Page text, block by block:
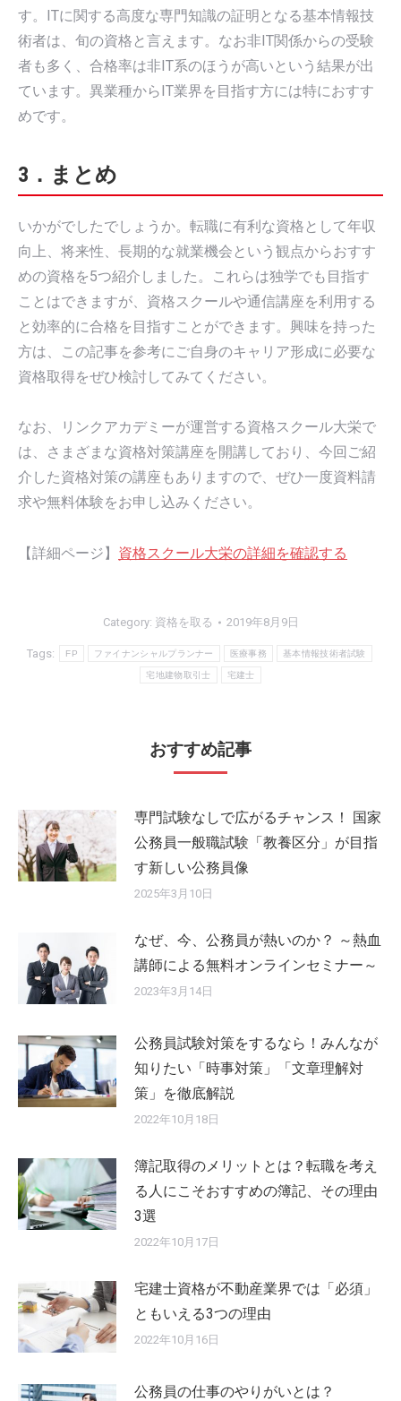
す。ITに関する高度な専門知識の証明となる基本情報技
術者は、旬の資格と言えます。なお非IT関係からの受験
者も多く、合格率は非IT系のほうが高いという結果が出
ています。異業種からIT業界を目指す方には特におすす
めです。
3．まとめ
いかがでしたでしょうか。転職に有利な資格として年収
向上、将来性、長期的な就業機会という観点からおすす
めの資格を5つ紹介しました。これらは独学でも目指す
ことはできますが、資格スクールや通信講座を利用する
と効率的に合格を目指すことができます。興味を持った
方は、この記事を参考にご自身のキャリア形成に必要な
資格取得をぜひ検討してみてください。
なお、リンクアカデミーが運営する資格スクール大栄で
は、さまざまな資格対策講座を開講しており、今回ご紹
介した資格対策の講座もありますので、ぜひ一度資料請
求や無料体験をお申し込みください。
【詳細ページ】 資格スクール大栄の詳細を確認する
Category: 資格を取る 2019年8月9日
Tags: FP ファイナンシャルプランナー 医療事務 基本情報技術者試験
宅地建物取引士 宅建士
おすすめ記事
専門試験なしで広がるチャンス！ 国家
公務員一般職試験「教養区分」が目指
す新しい公務員像
2025年3月10日
なぜ、今、公務員が熱いのか？ ～熱血
講師による無料オンラインセミナー～
2023年3月14日
公務員試験対策をするなら！みんなが
知りたい「時事対策」「文章理解対
策」を徹底解説
2022年10月18日
簿記取得のメリットとは？転職を考え
る人にこそおすすめの簿記、その理由
3選
2022年10月17日
宅建士資格が不動産業界では「必須」
ともいえる3つの理由
2022年10月16日
公務員の仕事のやりがいとは？